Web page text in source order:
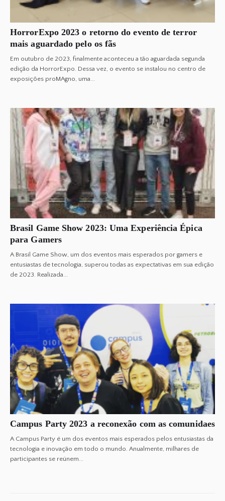
HorrorExpo 2023 o retorno do evento de terror
mais aguardado pelo os fãs
Em outubro de 2023, finalmente aconteceu a tão aguardada segunda
edição da HorrorExpo. Dessa vez, o evento se instalou no centro de
exposições proMAgno, uma...
Brasil Game Show 2023: Uma Experiência Épica
para Gamers
A Brasil Game Show, um dos eventos mais esperados por gamers e
entusiastas de tecnologia, superou todas as expectativas em sua edição
de 2023. Realizada...
Campus Party 2023 a reconexão com as comunidaes
A Campus Party é um dos eventos mais esperados pelos entusiastas da
tecnologia e inovação em todo o mundo. Anualmente, milhares de
participantes se reúnem...